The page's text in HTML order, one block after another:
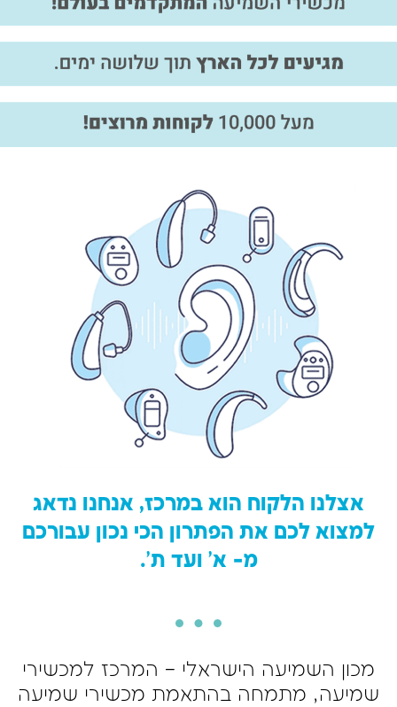
אצלנו הלקוח הוא במרכז, אנחנו נדאג
למצוא לכם את הפתרון הכי נכון עבורכם
מ- א' ועד ת'.
מכון השמיעה הישראלי – המרכז למכשירי
שמיעה, מתמחה בהתאמת מכשירי שמיעה